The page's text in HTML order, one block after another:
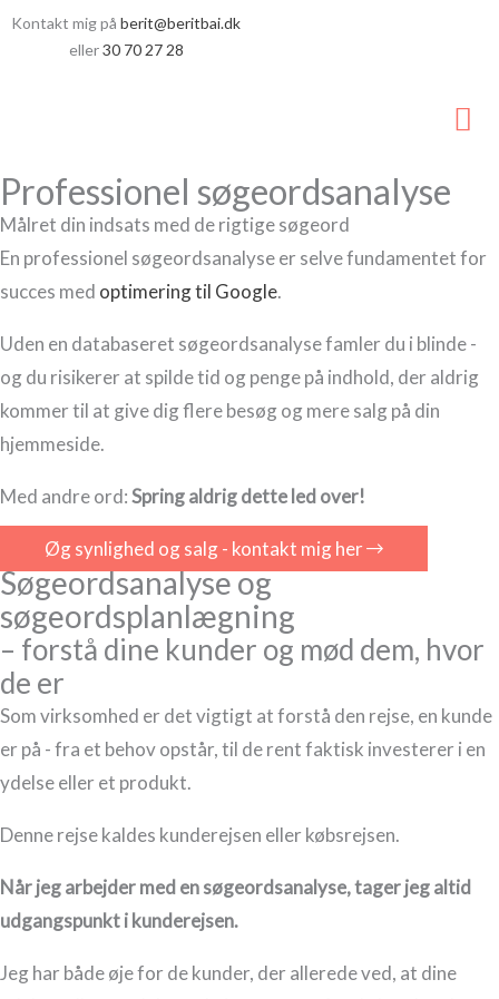
GåKontakt mig på berit@beritbai.dk
eller30 70 27 28
Professionel søgeordsanalyse
Målret din indsats med de rigtige søgeord
En professionel søgeordsanalyse er selve fundamentet for
succes med optimering til Google.
Uden en databaseret søgeordsanalyse famler du i blinde -
og du risikerer at spilde tid og penge på indhold, der aldrig
kommer til at give dig flere besøg og mere salg på din
hjemmeside.
Med andre ord:Spring aldrig dette led over!
Øg synlighed og salg - kontakt mig her
Søgeordsanalyse og
søgeordsplanlægning
– forstå dine kunder og mød dem, hvor
de er
Som virksomhed er det vigtigt at forstå den rejse, en kunde
er på - fra et behov opstår, til de rent faktisk investerer i en
ydelse eller et produkt.
Denne rejse kaldes kunderejsen eller købsrejsen.
Når jeg arbejder med en søgeordsanalyse, tager jeg altid
udgangspunkt i kunderejsen.
Jeg har både øje for de kunder, der allerede ved, at dine